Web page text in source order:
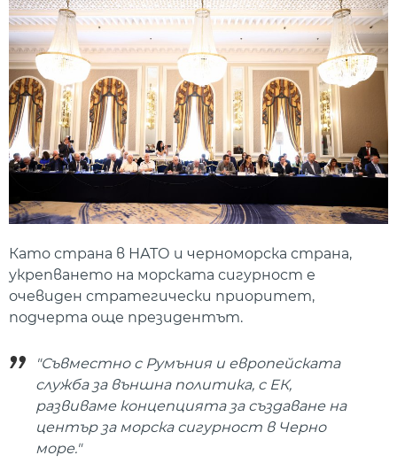
Като страна в НАТО и черноморска страна,
укрепването на морската сигурност е
очевиден стратегически приоритет,
подчерта още президентът.
"Съвместно с Румъния и европейската
служба за външна политика, с ЕК,
развиваме концепцията за създаване на
център за морска сигурност в Черно
море."